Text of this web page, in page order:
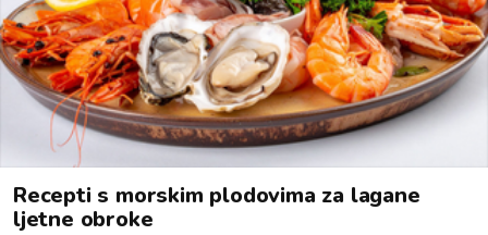
Recepti s morskim plodovima za lagane
ljetne obroke